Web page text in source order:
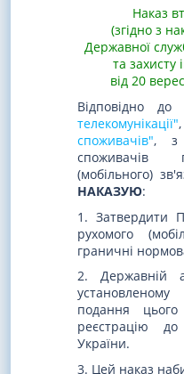
Наказ
(згідно з
Державної
та захисту
від 20
Відповідно до
телекомунікації"
споживачів", з
споживачів
(мобільного)
НАКАЗУЮ:
1. Затвердити
рухомого
граничні
2. Державній
подання
реєстрацію до
України.
3. Цей наказ